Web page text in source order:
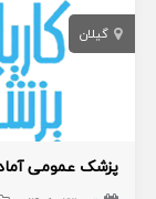
گیلان
پزشک عمومی